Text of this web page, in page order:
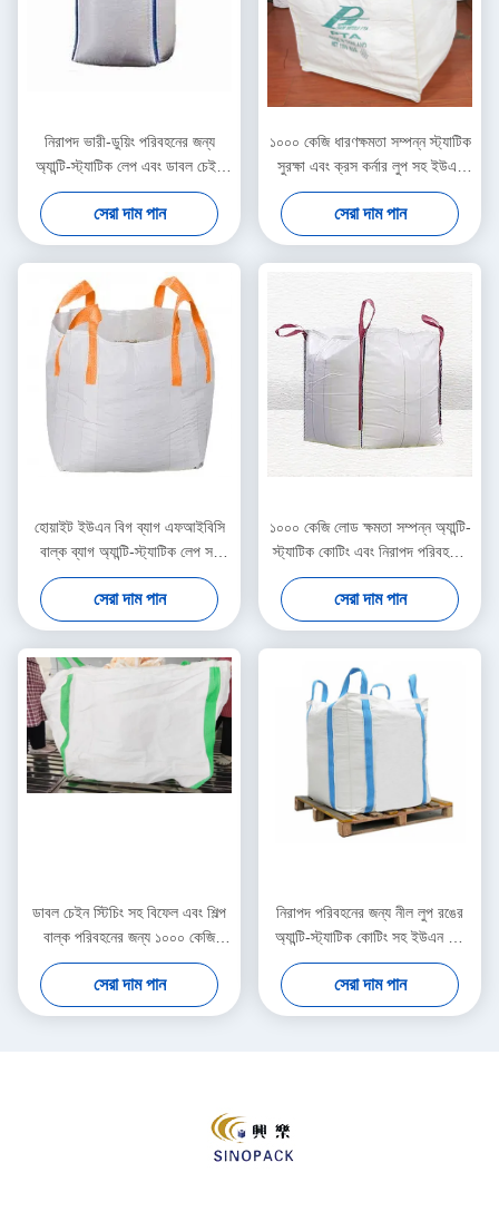
নিরাপদ ভারী-ডুয়িং পরিবহনের জন্য
অ্যান্টি-স্ট্যাটিক লেপ এবং ডাবল চেইন
সেচ সহ 1000 কেজি ক্ষমতাযুক্ত ইউএন
বিগ ব্যাগ
সেরা দাম পান
১০০০ কেজি ধারণক্ষমতা সম্পন্ন স্ট্যাটিক
সুরক্ষা এবং ক্রস কর্নার লুপ সহ ইউএন
বিগ ব্যাগ, বিপজ্জনক পদার্থ নিরাপদে
পরিবহনের জন্য
সেরা দাম পান
হোয়াইট ইউএন বিগ ব্যাগ এফআইবিসি
বাল্ক ব্যাগ অ্যান্টি-স্ট্যাটিক লেপ সহ
1000 কেজি লোড ক্যাপাসিটি এবং ট্রান্স
কোণ লুপ ভারী দায়িত্ব পরিবহন জন্য
সেরা দাম পান
১০০০ কেজি লোড ক্ষমতা সম্পন্ন অ্যান্টি-
স্ট্যাটিক কোটিং এবং নিরাপদ পরিবহনের
জন্য ৪টি কর্নার লুপ সহ ইউএন বিগ ব্যাগ
এফআইবিসি বাল্ক ব্যাগ
সেরা দাম পান
ডাবল চেইন স্টিচিং সহ বিফেল এবং শিল্প
বাল্ক পরিবহনের জন্য ১০০০ কেজি
ধারণক্ষমতা সম্পন্ন ইউএন বিগ ব্যাগ
সেরা দাম পান
নিরাপদ পরিবহনের জন্য নীল লুপ রঙের
অ্যান্টি-স্ট্যাটিক কোটিং সহ ইউএন বিগ
ব্যাগ এবং ১০০০ কেজি লোড ক্ষমতা
সেরা দাম পান